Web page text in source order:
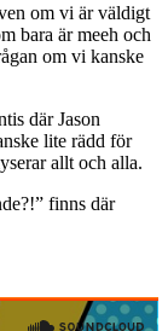
om vi är väldigt
bara är meeh och
om vi kanske
där Jason
lite rädd för
allt och alla.
finns där